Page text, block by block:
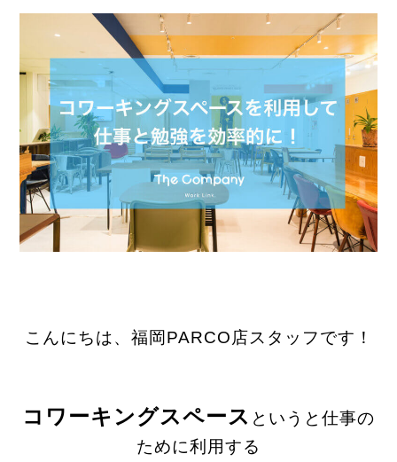
こんにちは、福岡PARCO店スタッフです！
コワーキングスペース というと仕事の
ために利用する